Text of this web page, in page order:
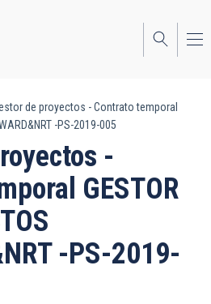
de proyectos - Contrato temporal
-PS-2019-005
-
GESTOR
-PS-2019-